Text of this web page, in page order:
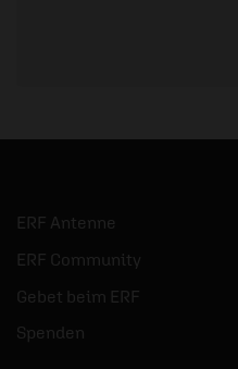
ERF Antenne
ERF Community
Gebet beim ERF
Spenden